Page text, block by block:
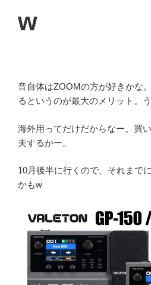
w
音自体はZOOMの方が好きかな
るというのが最大のメリット。
海外用ってだけだからなー。買
夫するかー。
10月後半に行くので、それまで
かもw